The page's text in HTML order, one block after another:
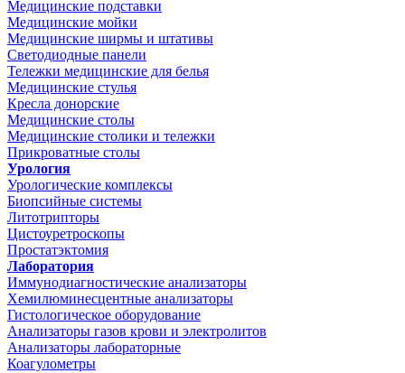
Медицинские подставки
Медицинские мойки
Медицинские ширмы и штативы
Светодиодные панели
Тележки медицинские для белья
Медицинские стулья
Кресла донорские
Медицинские столы
Медицинские столики и тележки
Прикроватные столы
Урология
Урологические комплексы
Биопсийные системы
Литотрипторы
Цистоуретроскопы
Простатэктомия
Лаборатория
Иммунодиагностические анализаторы
Хемилюминесцентные анализаторы
Гистологическое оборудование
Анализаторы газов крови и электролитов
Анализаторы лабораторные
Коагулометры